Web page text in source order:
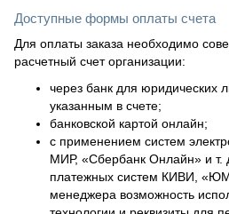
Доступные формы оплаты счета
Для оплаты заказа необходимо
расчетный счет организации:
через банк для юридических
указанным в счете;
банковской картой онлайн;
с применением систем
МИР, «Сбербанк Онлайн» и т.
платежных систем КИВИ,
менеджера возможность